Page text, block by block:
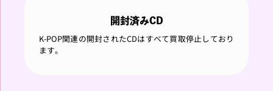
開封済みCD
K-POP関連の開封されたCDはすべて買取停止しており
ます。